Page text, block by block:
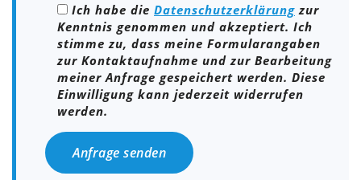
Ich habe die Datenschutzerklärung zur
Kenntnis genommen und akzeptiert. Ich
stimme zu, dass meine Formularangaben
zur Kontaktaufnahme und zur Bearbeitung
meiner Anfrage gespeichert werden. Diese
Einwilligung kann jederzeit widerrufen
werden.
Bitte lasse dieses Feld leer.